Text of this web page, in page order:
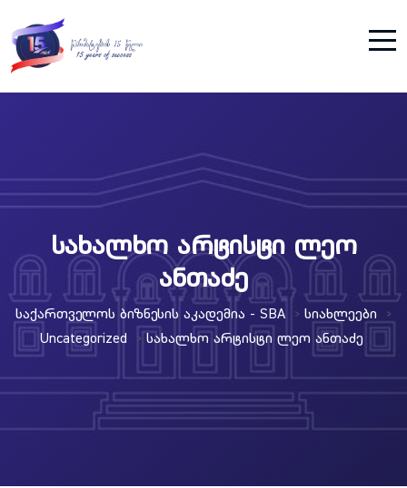
სახალხო არტისტი ლეო
ანთაძე
Საქართველოს Ბიზნესის Აკადემია - SBA > Სიახლეები >
Uncategorized > Სახალხო Არტისტი Ლეო Ანთაძე